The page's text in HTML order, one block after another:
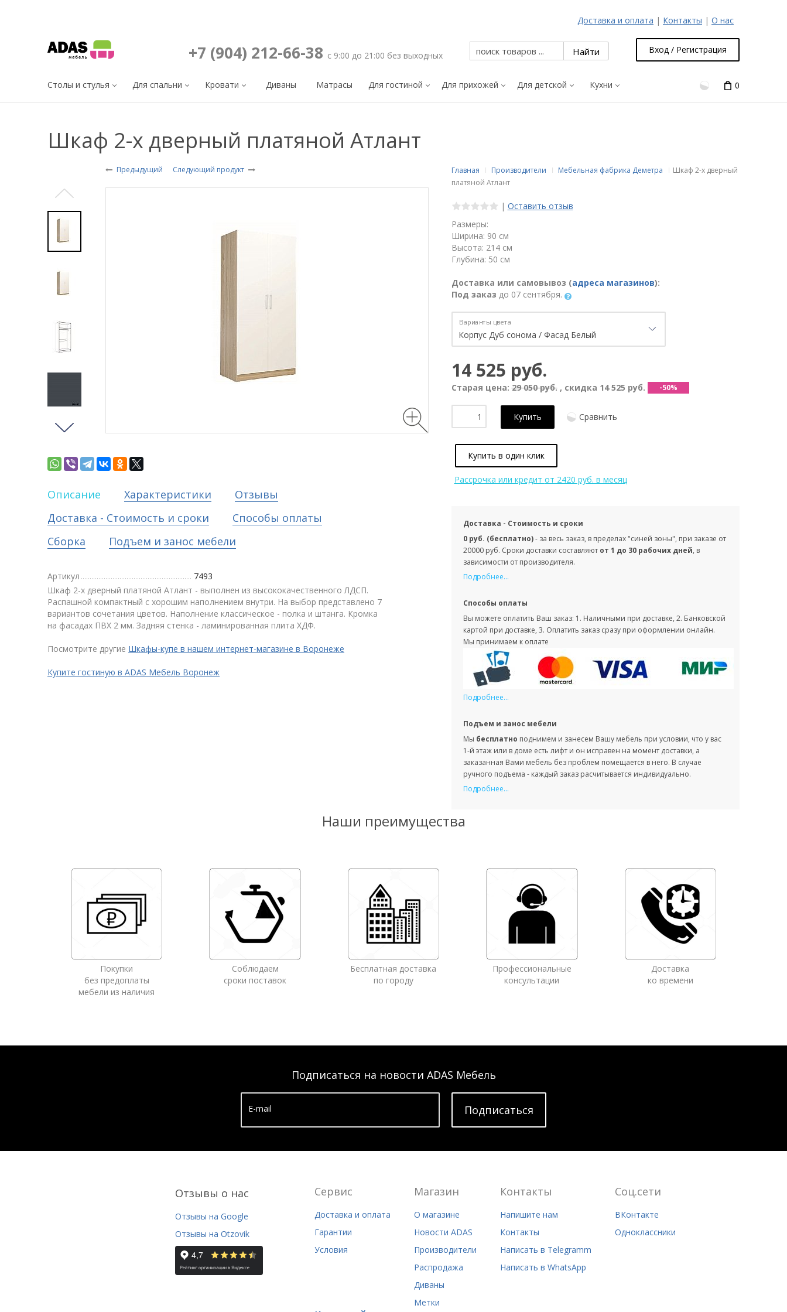
Доставка и оплата | Контакты | О нас
+7 (904) 212-66-38 с 9:00 до 21:00 без выходных
Вход / Регистрация
Столы и стулья Для спальни Кровати Диваны Матрасы Для гостиной Для прихожей Для детской Кухни 0
Шкаф 2-х дверный платяной Атлант
Предыдущий Следующий продукт Главная Производители Мебельная фабрика Деметра
Шкаф 2-х дверный
платяной Атлант
| Оставить отзыв
Размеры:
Ширина: 90 см
Высота: 214 см
Глубина: 50 см
Доставка или самовывоз (адреса магазинов):
Под заказ до 07 сентября.
Варианты цвета
14 525 руб.
Старая цена:29 050 руб., скидка 14 525 руб. -50%
Купить Сравнить
Купить в один клик
Рассрочка или кредит от 2420 руб. в месяц
Доставка - Стоимость и сроки
0 руб. (бесплатно)- за весь заказ, в пределах "синей зоны", при заказе от
20000 руб. Сроки доставки составляют от 1 до 30 рабочих дней, в
зависимости от производителя.
Подробнее...
Способы оплаты
Вы можете оплатить Ваш заказ: 1. Наличными при доставке, 2. Банковской
картой при доставке, 3. Оплатить заказ сразу при оформлении онлайн.
Мы принимаем к оплате
Подробнее...
Подъем и занос мебели
Мы бесплатно поднимем и занесем Вашу мебель при условии, что у вас
1-й этаж или в доме есть лифт и он исправен на момент доставки, а
заказанная Вами мебель без проблем помещается в него. В случае
ручного подъема - каждый заказ расчитывается индивидуально.
Подробнее...
Описание Характеристики
Отзывы
Доставка - Стоимость и сроки
Способы оплаты
Сборка
Подъем и занос мебели
Артикул
7493
Шкаф 2-х дверный платяной Атлант - выполнен из высококачественного ЛДСП.
Распашной компактный с хорошим наполнением внутри. На выбор представлено 7
вариантов сочетания цветов. Наполнение классическое - полка и штанга. Кромка
на фасадах ПВХ 2 мм. Задняя стенка - ламинированная плита ХДФ.
Посмотрите другие Шкафы-купе в нашем интернет-магазине в Воронеже
Купите гостиную в ADAS Мебель Воронеж
Наши преимущества
Покупки
без предоплаты
мебели из наличия
Соблюдаем
сроки поставок
Бесплатная доставка
по городу
Профессиональные
консультации
Доставка
ко времени
Подписаться на новости ADAS Мебель
E-mail Подписатьcя
Отзывы о нас
Отзывы на Google
Отзывы на Otzovik
Сервис
Доставка и оплата
Гарантии
Условия
Магазин
О магазине
Новости ADAS
Производители
Распродажа
Диваны
Метки
Контакты
Напишите нам
Контакты
Написать в Telegramm
Написать в WhatsApp
Соц.сети
ВКонтакте
Одноклассники